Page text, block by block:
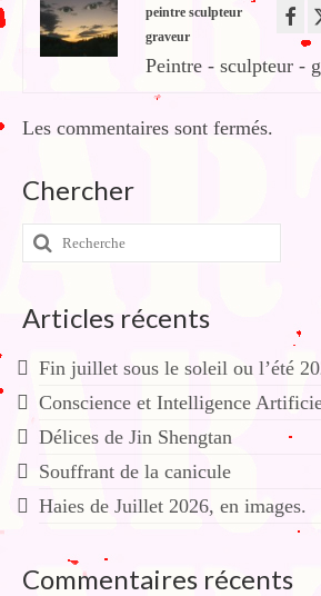
peintre sculpteur
graveur
Peintre - sculpteur -
Les commentaires sont fermés.
Chercher
Rechercher
:
Articles récents
Fin juillet sous le soleil ou l’été
Conscience et Intelligence
Délices de Jin Shengtan
Souffrant de la canicule
Haies de Juillet 2026, en images.
Commentaires récents